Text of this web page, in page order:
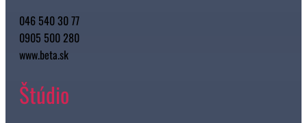
046 540 30 77
0905 500 280
www.beta.sk
Štúdio